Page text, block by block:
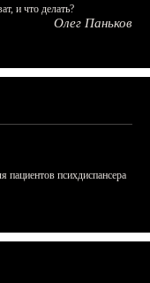
и что делать?
Олег Паньков
пациентов психдиспансера